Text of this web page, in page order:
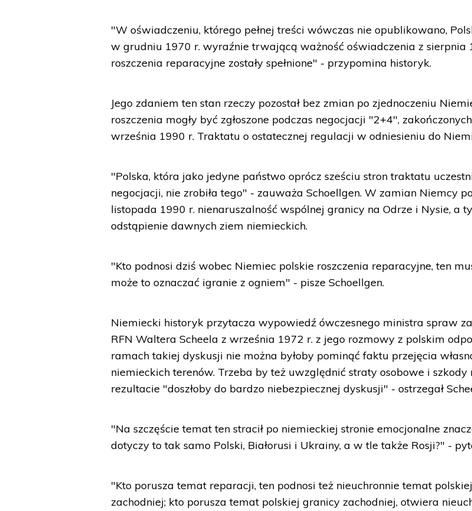
"W oświadczeniu, którego pełnej treści wówczas nie opublikowano,
w grudniu 1970 r. wyraźnie trwającą ważność oświadczenia z sierpnia
roszczenia reparacyjne zostały spełnione" - przypomina historyk.
Jego zdaniem ten stan rzeczy pozostał bez zmian po zjednoczeniu
roszczenia mogły być zgłoszone podczas negocjacji "2+4",
września 1990 r. Traktatu o ostatecznej regulacji w odniesieniu do
"Polska, która jako jedyne państwo oprócz sześciu stron traktatu
negocjacji, nie zrobiła tego" - zauważa Schoellgen. W zamian Niemcy
listopada 1990 r. nienaruszalność wspólnej granicy na Odrze i Nysie, a
odstąpienie dawnych ziem niemieckich.
"Kto podnosi dziś wobec Niemiec polskie roszczenia reparacyjne, ten
może to oznaczać igranie z ogniem" - pisze Schoellgen.
Niemiecki historyk przytacza wypowiedź ówczesnego ministra spraw
RFN Waltera Scheela z września 1972 r. z jego rozmowy z polskim
ramach takiej dyskusji nie można byłoby pominąć faktu przejęcia
niemieckich terenów. Trzeba by też uwzględnić straty osobowe i
rezultacie "doszłoby do bardzo niebezpiecznej dyskusji" - ostrzegał
"Na szczęście temat ten stracił po niemieckiej stronie emocjonalne
dotyczy to tak samo Polski, Białorusi i Ukrainy, a w tle także Rosji?" -
"Kto porusza temat reparacji, ten podnosi też nieuchronnie temat
zachodniej; kto porusza temat polskiej granicy zachodniej, otwiera